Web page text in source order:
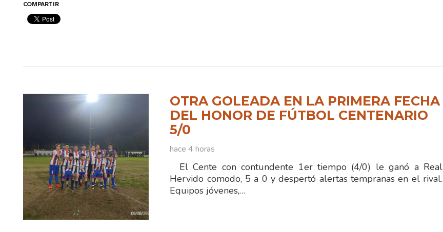
COMPARTIR
OTRA GOLEADA EN LA PRIMERA FECHA
DEL HONOR DE FÚTBOL CENTENARIO
5/0
hace 4 horas
El Cente con contundente 1er tiempo (4/0) le ganó a Real
Hervido comodo, 5 a 0 y despertó alertas tempranas en el rival.
Equipos jóvenes,…